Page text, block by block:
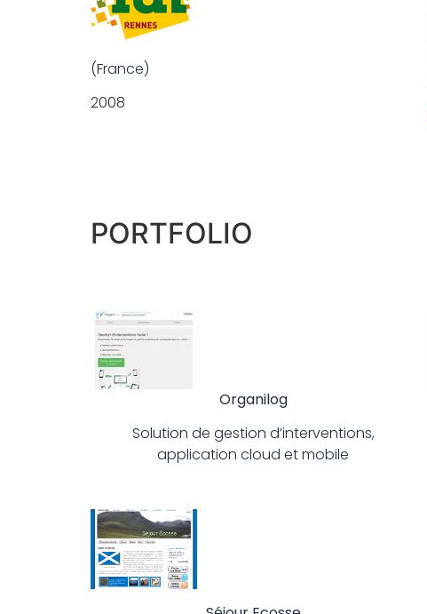
(France)
2008
PORTFOLIO
Organilog
Solution de gestion d’interventions,
application cloud et mobile